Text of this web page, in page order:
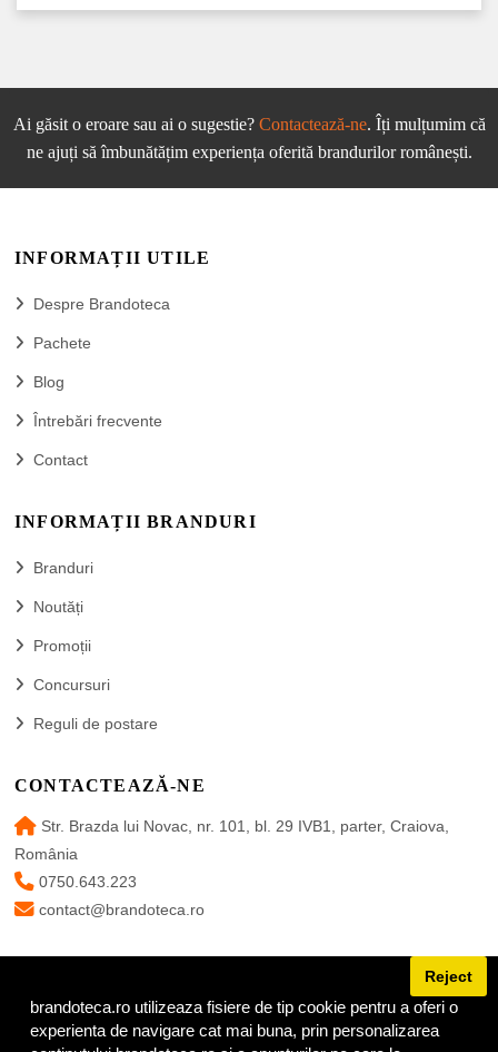
brandoteca.ro utilizeaza fisiere de tip cookie pentru a oferi o
experienta de navigare cat mai buna, prin personalizarea
Reject
Ai găsit o eroare sau ai o sugestie? Contactează-ne. Îți mulțumim că
ne ajuți să îmbunătățim experiența oferită brandurilor românești.
INFORMAȚII UTILE
Despre Brandoteca
Pachete
Blog
Întrebări frecvente
Contact
INFORMAȚII BRANDURI
Branduri
Noutăți
Promoții
Concursuri
Reguli de postare
CONTACTEAZĂ-NE
Str. Brazda lui Novac, nr. 101, bl. 29 IVB1, parter, Craiova,
România
0750.643.223
contact@brandoteca.ro
URMĂREȘTE-NE